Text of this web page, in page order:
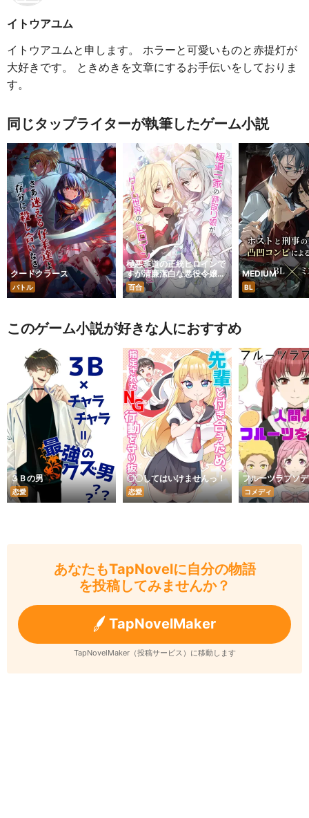
イトウアユム
イトウアユムと申します。 ホラーと可愛いものと赤提灯が
大好きです。 ときめきを文章にするお手伝いをしておりま
す。
同じタップライターが執筆したゲーム小説
クードクラース
バトル
極悪非道の正統ヒロインで
すが清廉潔白な悪役令嬢と
幸せになります～咲かせて
魅せます、百合の華～
百合
MEDIUM
BL
このゲーム小説が好きな人におすすめ
３Ｂの男
恋愛
〇〇してはいけませんっ！
恋愛
フルーツラプソ
コメディ
あなたもTapNovelに自分の物語
を投稿してみませんか？
TapNovelMaker
TapNovelMaker（投稿サービス）に移動します